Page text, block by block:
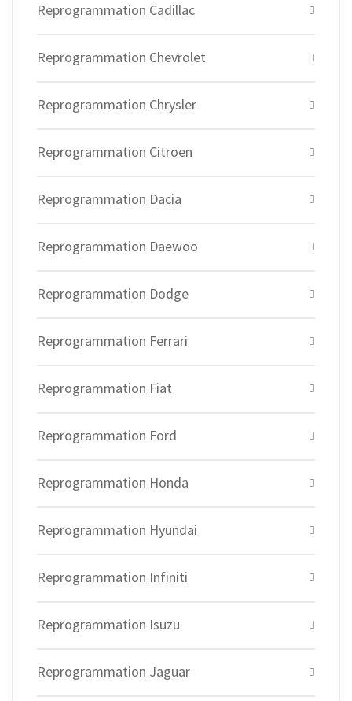
Reprogrammation Cadillac
Reprogrammation Chevrolet
Reprogrammation Chrysler
Reprogrammation Citroen
Reprogrammation Dacia
Reprogrammation Daewoo
Reprogrammation Dodge
Reprogrammation Ferrari
Reprogrammation Fiat
Reprogrammation Ford
Reprogrammation Honda
Reprogrammation Hyundai
Reprogrammation Infiniti
Reprogrammation Isuzu
Reprogrammation Jaguar